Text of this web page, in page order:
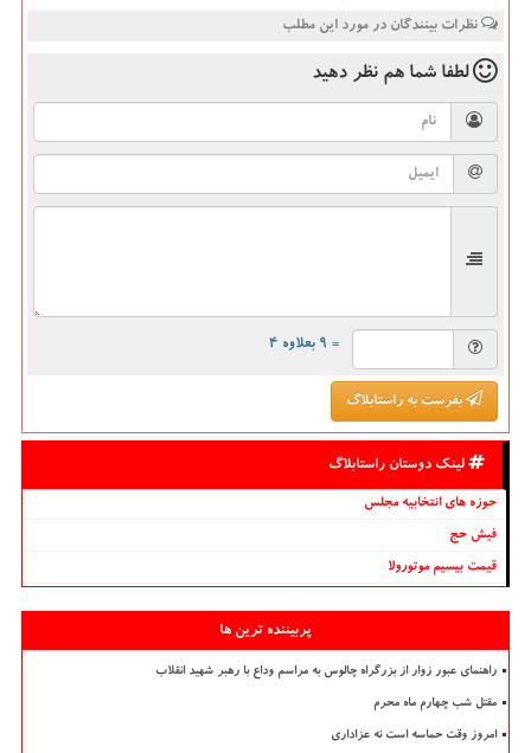
نظرات بینندگان در مورد این مطلب
لطفا شما هم نظر دهید
= ۹ بعلاوه ۴
بفرست به راستابلاگ
لینک دوستان راستابلاگ
حوزه های انتخابیه مجلس
فیش حج
قیمت بیسیم موتورولا
پربیننده ترین ها
راهنمای عبور زوار از بزرگراه چالوس به مراسم وداع با رهبر شهید انقلاب
مقتل شب چهارم ماه محرم
امروز وقت حماسه است نه عزاداری